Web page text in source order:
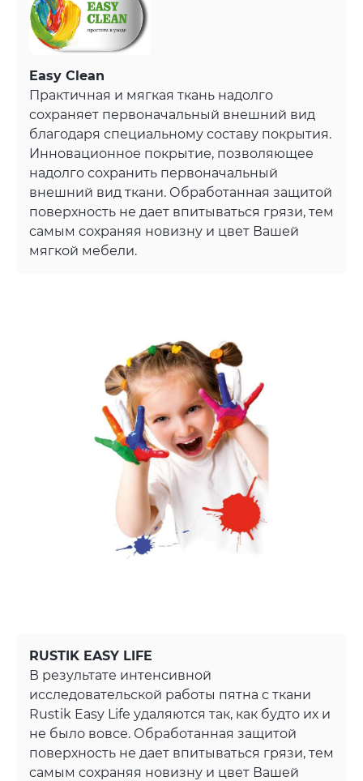
Easy Clean
Практичная и мягкая ткань надолго
сохраняет первоначальный внешний вид
благодаря специальному составу покрытия.
Инновационное покрытие, позволяющее
надолго сохранить первоначальный
внешний вид ткани. Обработанная защитой
поверхность не дает впитываться грязи, тем
самым сохраняя новизну и цвет Вашей
мягкой мебели.
RUSTIK EASY LIFE
В результате интенсивной
исследовательской работы пятна с ткани
Rustik Easy Life удаляются так, как будто их и
не было вовсе. Обработанная защитой
поверхность не дает впитываться грязи, тем
самым сохраняя новизну и цвет Вашей